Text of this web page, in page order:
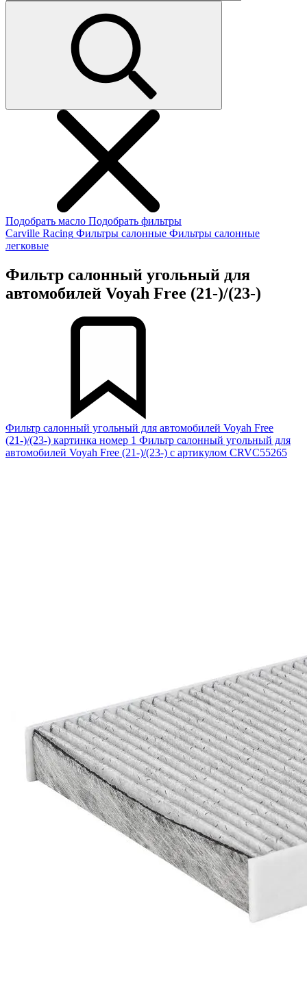
Подобрать масло Подобрать фильтры
Carville Racing Фильтры салонные Фильтры салонные
легковые
Фильтр салонный угольный для
автомобилей Voyah Free (21-)/(23-)
Фильтр салонный угольный для автомобилей Voyah Free
(21-)/(23-) картинка номер 1 Фильтр салонный угольный для
автомобилей Voyah Free (21-)/(23-) с артикулом CRVC55265